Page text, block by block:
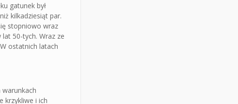
gatunek był
kilkadziesiąt par.
stopniowo wraz
50-tych. Wraz ze
ostatnich latach
krzykliwe i ich